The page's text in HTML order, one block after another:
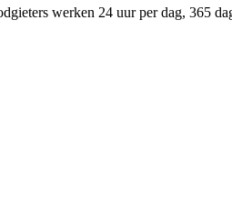
werken 24 uur per dag, 365